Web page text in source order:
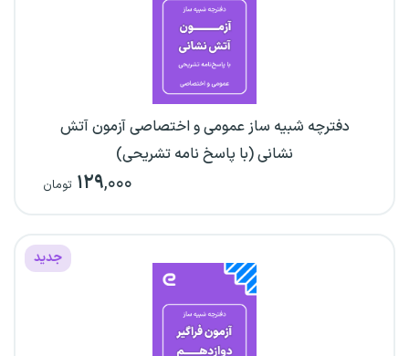
دفترچه شبیه ساز عمومی و اختصاصی آزمون آتش
نشانی (با پاسخ نامه تشریحی)
۱۲۹,۰۰۰ تومان
جدید